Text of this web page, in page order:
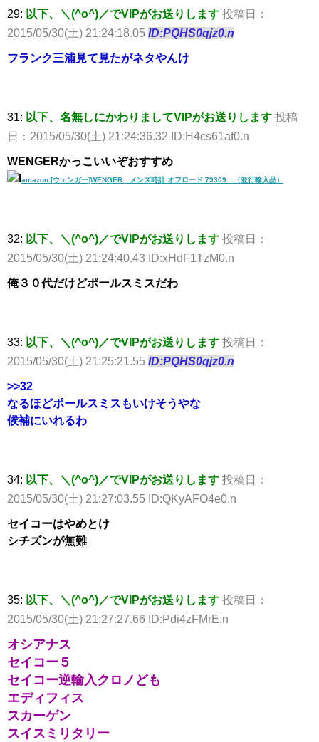
29: 以下、＼(^o^)／でVIPがお送りします 投稿日：
2015/05/30(土) 21:24:18.05 ID:PQHS0qjz0.n
フランク三浦見て見たがネタやんけ
31: 以下、名無しにかわりましてVIPがお送りします 投稿
日：2015/05/30(土) 21:24:36.32 ID:H4cs61af0.n
WENGERかっこいいぞおすすめ
amazon:[ウェンガー]WENGER メンズ時計 オフロード 79309 （並行輸入品）
32: 以下、＼(^o^)／でVIPがお送りします 投稿日：
2015/05/30(土) 21:24:40.43 ID:xHdF1TzM0.n
俺３０代だけどポールスミスだわ
33: 以下、＼(^o^)／でVIPがお送りします 投稿日：
2015/05/30(土) 21:25:21.55 ID:PQHS0qjz0.n
>>32
なるほどポールスミスもいけそうやな
候補にいれるわ
34: 以下、＼(^o^)／でVIPがお送りします 投稿日：
2015/05/30(土) 21:27:03.55 ID:QKyAFO4e0.n
セイコーはやめとけ
シチズンが無難
35: 以下、＼(^o^)／でVIPがお送りします 投稿日：
2015/05/30(土) 21:27:27.66 ID:Pdi4zFMrE.n
オシアナス
セイコー５
セイコー逆輸入クロノども
エディフィス
スカーゲン
スイスミリタリー